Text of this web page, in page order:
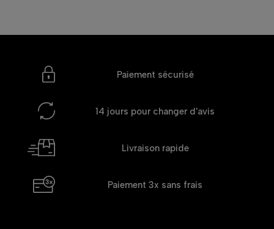
Paiement sécurisé
14 jours pour changer d'avis
Livraison rapide
Paiement 3x sans frais